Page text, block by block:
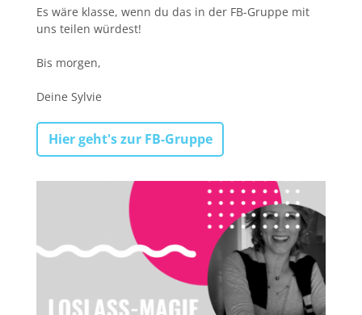
Es wäre klasse, wenn du das in der FB-Gruppe mit
uns teilen würdest!
Bis morgen,
Deine Sylvie
Hier geht's zur FB-Gruppe